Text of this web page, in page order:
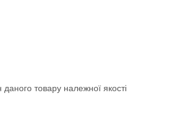
товару належної якості